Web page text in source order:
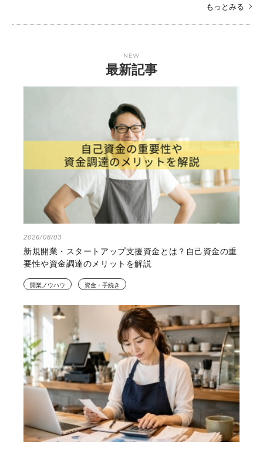
もっとみる
NEW
最新記事
2026/08/03
新規開業・スタートアップ支援資金とは？自己資金の重
要性や資金調達のメリットを解説
開業ノウハウ 資金・手続き